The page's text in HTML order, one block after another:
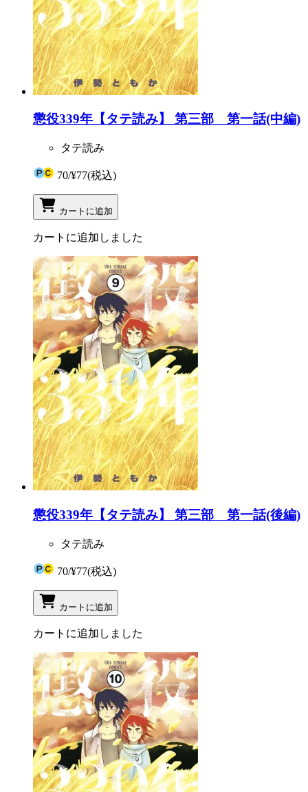
懲役339年【タテ読み】 第三部 第一話(中編)
タテ読み
70/¥77(税込)
カートに追加
カートに追加しました
懲役339年【タテ読み】 第三部 第一話(後編)
タテ読み
70/¥77(税込)
カートに追加
カートに追加しました